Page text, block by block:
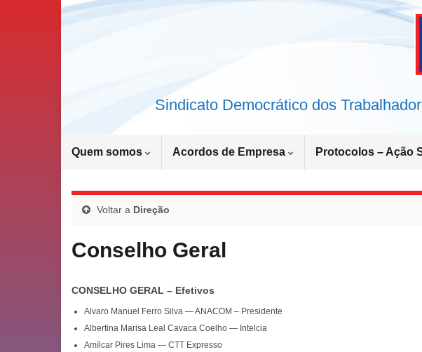
Sindicato Democrático dos
Quem somos Acordos de Empresa Protocolos – Ação
Voltar a Direção
Conselho Geral
CONSELHO GERAL – Efetivos
Alvaro Manuel Ferro Silva — ANACOM – Presidente
Albertina Marisa Leal Cavaca Coelho — Intelcia
Amílcar Pires Lima — CTT Expresso